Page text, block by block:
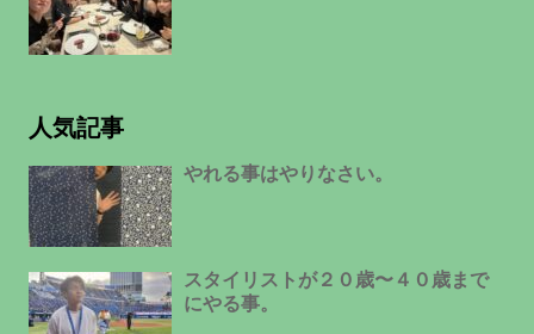
人気記事
やれる事はやりなさい。
スタイリストが２０歳〜４０歳まで
にやる事。